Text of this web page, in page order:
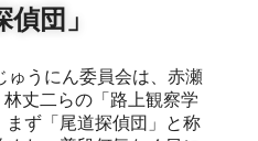
団」
丈二らの「路上観察学
ず「尾道探偵団」と称